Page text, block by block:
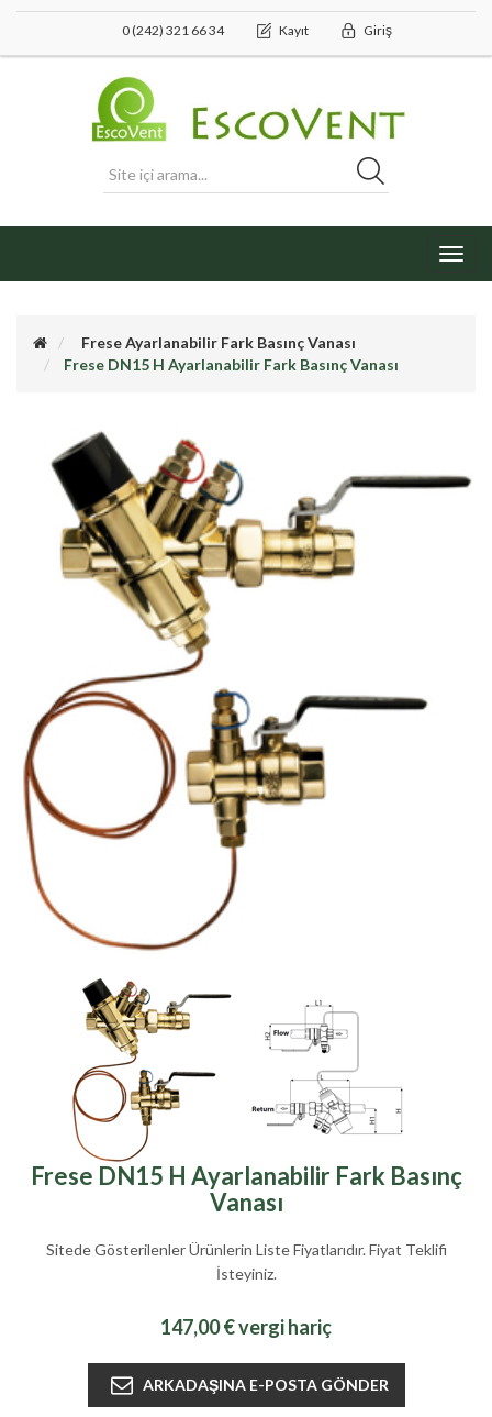
0 (242) 321 66 34 Kayıt Giriş
Frese Ayarlanabilir Fark Basınç Vanası
Frese DN15 H Ayarlanabilir Fark Basınç Vanası
Frese DN15 H Ayarlanabilir Fark Basınç
Vanası
Sitede Gösterilenler Ürünlerin Liste Fiyatlarıdır. Fiyat Teklifi
İsteyiniz.
147,00 € vergi hariç